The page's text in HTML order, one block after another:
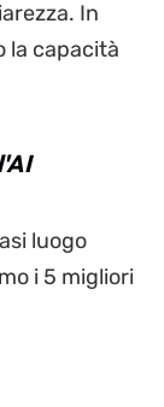
In
la capacità
luogo
i 5 migliori